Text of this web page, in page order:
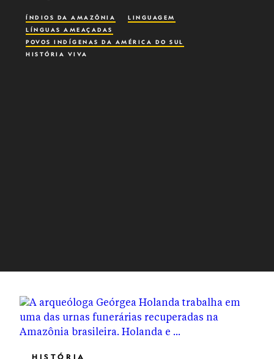
ÍNDIOS DA AMAZÔNIA
LINGUAGEM
LÍNGUAS AMEAÇADAS
POVOS INDÍGENAS DA AMÉRICA DO SUL
HISTÓRIA VIVA
HISTÓRIA